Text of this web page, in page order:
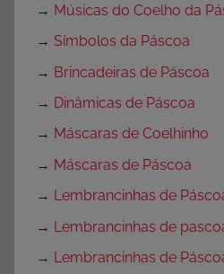
→ Músicas do Coelho da
→ Símbolos da Páscoa
→ Brincadeiras de Páscoa
→ Dinâmicas de Páscoa
→ Máscaras de Coelhinho
→ Máscaras de Páscoa
→ Lembrancinhas de
→ Lembrancinhas de
→ Lembrancinhas de